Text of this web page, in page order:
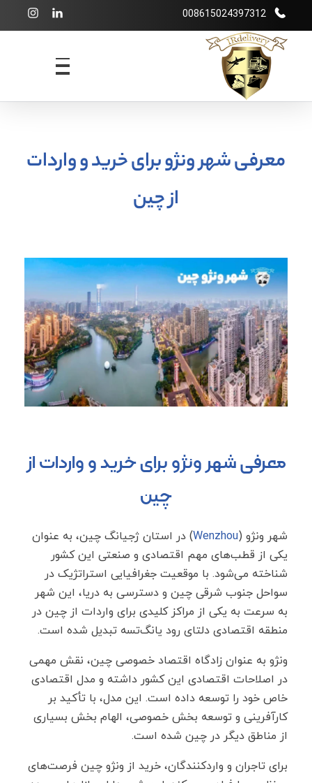
008615024397312
معرفی شهر ونژو برای خرید و واردات
از چین
معرفی شهر ونژو برای خرید و واردات از
چین
شهر ونژو (Wenzhou) در استان ژجیانگ چین، به ‌عنوان
یکی از قطب‌های مهم اقتصادی و صنعتی این کشور
شناخته می‌شود. با موقعیت جغرافیایی استراتژیک در
سواحل جنوب شرقی چین و دسترسی به دریا، این شهر
به‌ سرعت به یکی از مراکز کلیدی برای واردات از چین در
منطقه اقتصادی دلتای رود یانگ‌تسه تبدیل شده است.
ونژو به ‌عنوان زادگاه اقتصاد خصوصی چین، نقش مهمی
در اصلاحات اقتصادی این کشور داشته و مدل اقتصادی
خاص خود را توسعه داده است. این مدل، با تأکید بر
کارآفرینی و توسعه بخش خصوصی، الهام‌ بخش بسیاری
از مناطق دیگر در چین شده است.
برای تاجران و واردکنندگان، خرید از ونژو چین فرصت‌های